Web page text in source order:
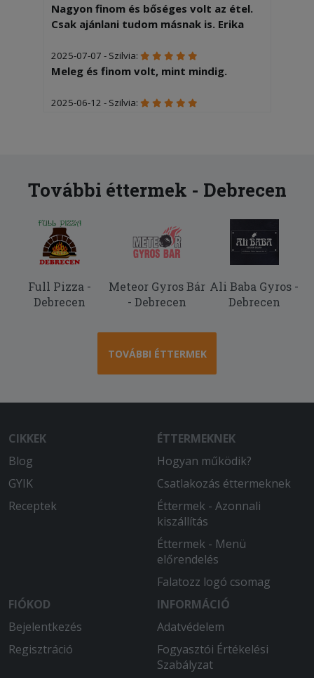
Nagyon finom és bőséges volt az étel.
Csak ajánlani tudom másnak is. Erika
2025-07-07 - Szilvia:
Meleg és finom volt, mint mindig.
2025-06-12 - Szilvia:
További éttermek - Debrecen
Full Pizza -
Debrecen
Meteor Gyros Bár
- Debrecen
Ali Baba Gyros -
Debrecen
TOVÁBBI ÉTTERMEK
CIKKEK
Blog
GYIK
Receptek
ÉTTERMEKNEK
Hogyan működik?
Csatlakozás éttermeknek
Éttermek - Azonnali
kiszállítás
Éttermek - Menü
előrendelés
Falatozz logó csomag
FIÓKOD
Bejelentkezés
Regisztráció
INFORMÁCIÓ
Adatvédelem
Fogyasztói Értékelési
Szabályzat